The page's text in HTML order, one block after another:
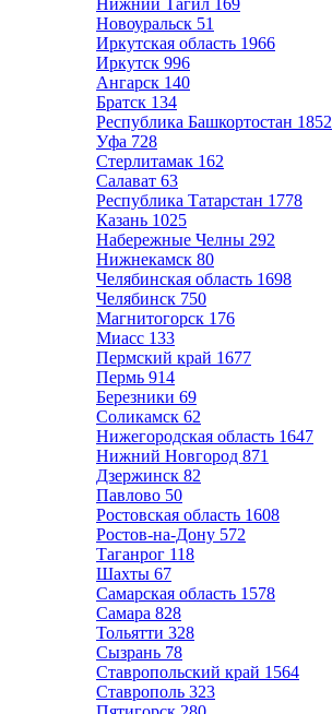
Нижний Тагил 169
Новоуральск 51
Иркутская область 1966
Иркутск 996
Ангарск 140
Братск 134
Республика Башкортостан 1852
Уфа 728
Стерлитамак 162
Салават 63
Республика Татарстан 1778
Казань 1025
Набережные Челны 292
Нижнекамск 80
Челябинская область 1698
Челябинск 750
Магнитогорск 176
Миасс 133
Пермский край 1677
Пермь 914
Березники 69
Соликамск 62
Нижегородская область 1647
Нижний Новгород 871
Дзержинск 82
Павлово 50
Ростовская область 1608
Ростов-на-Дону 572
Таганрог 118
Шахты 67
Самарская область 1578
Самара 828
Тольятти 328
Сызрань 78
Ставропольский край 1564
Ставрополь 323